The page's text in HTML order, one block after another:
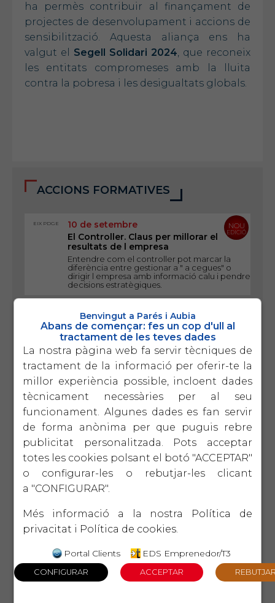
ha permès contribuir al finançament de
projectes de desenvolupament i accions de
sensibilització. Aquesta aliança ens ha
valgut el Segell Solidari 2024, que reconeix
les entitats compromeses amb la lluita
contra la pobresa i les desigualtats globals.
ACCIONS FORMATIVES
EIX PDGE
10 de setembre
El Controller. Claus per millorar el
resultats de l empresa
Entendre com el controller pot marcar la
diferència entre gestionar a " a cegues" o
dirigir l empresa amb informació calu i pendre
decisions estratègiques.
NOU
EDICIÓ
17 de setembre
Lideratge productiu
Un taller pràctic per millorar la productivitat
pròpia i la de l equip amb un lideratge
autèntic i sostenible
VERTICALS
1 d'octubre
La perdurabilitat de l'empresa familiar passa
pel diàleg intergeneracional en base a la
CONFIANÇA i el COMPROMÍS.
5ª
EDICIÓ
EIX
TECNOLÒGIC
15 d'octubre
Introducció a la intel ligència
artificial
optimitzar la gestió?
2ª
LIDERATGE
22 d'octubre
Eines de gestió per a
comandaments intermedis
Benvingut a Parés i Aubia
Abans de començar: fes un cop d'ull al
tractament de les teves dades
La nostra pàgina web fa servir tècniques de
tractament de la informació per oferir-te la
millor experiència possible, incloent dades
tècnicament necessàries per al seu
funcionament. Algunes dades es fan servir
de forma anònima per que puguis rebre
publicitat personalitzada. Pots acceptar
totes les cookies polsant el botó "ACCEPTAR"
o configurar-les o rebutjar-les clicant
a "CONFIGURAR".
Més informació a la nostra
Política de
privacitat i Política de cookies.
Portal Clients EDS Emprenedor/T3